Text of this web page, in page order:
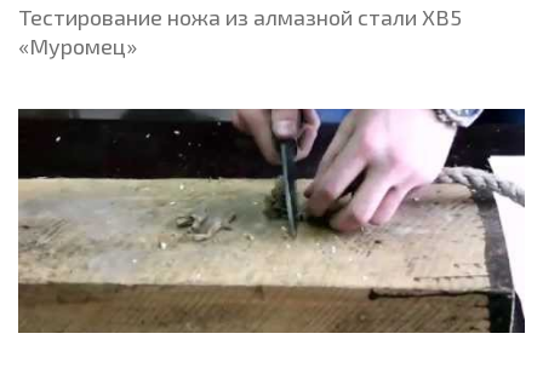
Тестирование ножа из алмазной стали ХВ5
«Муромец»